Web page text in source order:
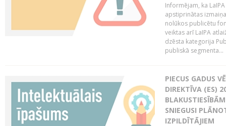
Informējam, ka
apstiprinātas
nolūkos publicētu
veiktas arī LaIPA
dzēsta kategorija
publiskā segmenta...
PIECUS GADUS
DIREKTĪVA (ES)
SNIEGUSI
IZPILDĪTĀJIEM